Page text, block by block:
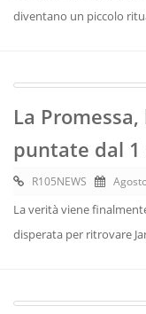
diventano un piccolo
La
puntate dal
R105NEWS
La verità viene
disperata per ritrovare